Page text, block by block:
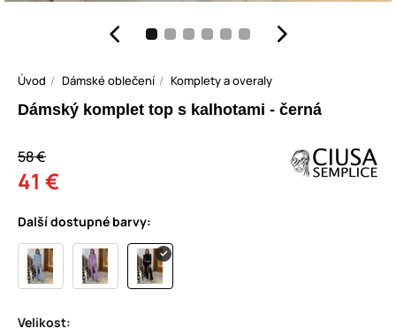
Úvod Dámské oblečení Komplety a overaly
Dámský komplet top s kalhotami - černá
58 €
41 €
Další dostupné barvy:
Velikost: